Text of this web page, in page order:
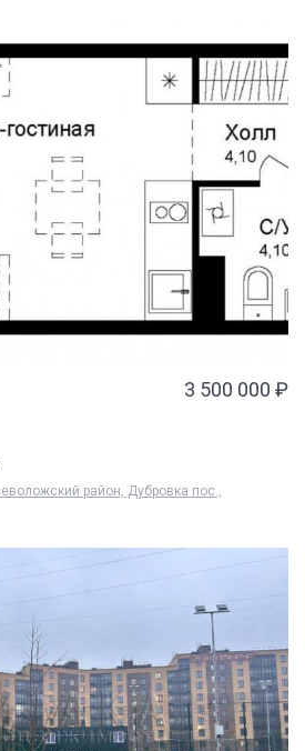
3 500 000 ₽
район, Дубровка пос.,